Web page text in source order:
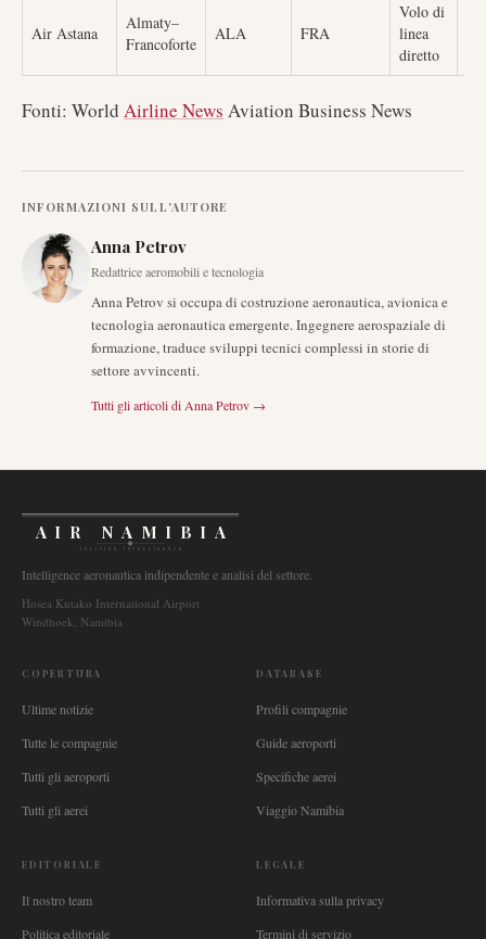
Air Astana
Almaty–
Francoforte
ALA FRA
Volo di
linea
diretto
Fonti: World Airline News Aviation Business News
INFORMAZIONI SULL'AUTORE
Anna Petrov
Redattrice aeromobili e tecnologia
Anna Petrov si occupa di costruzione aeronautica, avionica e
tecnologia aeronautica emergente. Ingegnere aerospaziale di
formazione, traduce sviluppi tecnici complessi in storie di
settore avvincenti.
Tutti gli articoli di Anna Petrov →
AIR NAMIBIA
AVIATION INTELLIGENCE
Intelligence aeronautica indipendente e analisi del settore.
Hosea Kutako International Airport
Windhoek, Namibia
COPERTURA
Ultime notizie
Tutte le compagnie
Tutti gli aeroporti
Tutti gli aerei
DATABASE
Profili compagnie
Guide aeroporti
Specifiche aerei
Viaggio Namibia
EDITORIALE
Il nostro team
Politica editoriale
LEGALE
Informativa sulla privacy
Termini di servizio